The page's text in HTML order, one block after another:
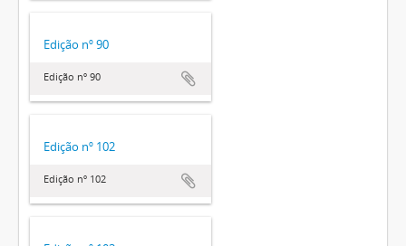
Edição nº 90
Edição nº 90
Edição nº 102
Edição nº 102